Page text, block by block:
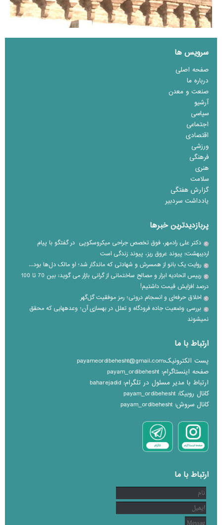
سرویس ها
صفحه اصلی
درباره ما
صنعت و معدن
آرشیو
سیاسی
اجتماعی
اقتصادی
ورزشی
فرهنگی
هنری
سلامت
گزارش هفتگی
یادداشت سردبیر
پربازدیدترین خبرها
دکتر علی رادمهر، فوق تخصص جراحی میکروسکوپی در گفتگو با پیام
اردیبهشت: پیوند عروق ریز، پیوند زندگی است
روایت یک بانو از همسرش و شهادتی که ماندگار شد؛ او مالک دل‌ها بود...
رییس اتحادیه ابزار و مصالح ساختمانی از گرانی بازار می گوید: بین 70 تا 100
درصد افزایش قیمت داشتیم!
اخلاق حرفه‌ای و انسجام درونی؛ رمز موفقیت گل‌گهر
بررسی وضعیت جاده فرودگاه و تعلل در بهسازی آن؛ وعده‎هایی که محقق
نمی‎شوند
ارتباط با ما
پست الکترونیک:payameordibehesht@gmail.com
صفحه اینستاگرام: payam_ordibehesht
ارتباط با مدیر مسئول در تلگرام: baharejadid
کانال روبیکا: payam_ordibehesht
کانال سروش: payam_ordibehesht
ارتباط با ما